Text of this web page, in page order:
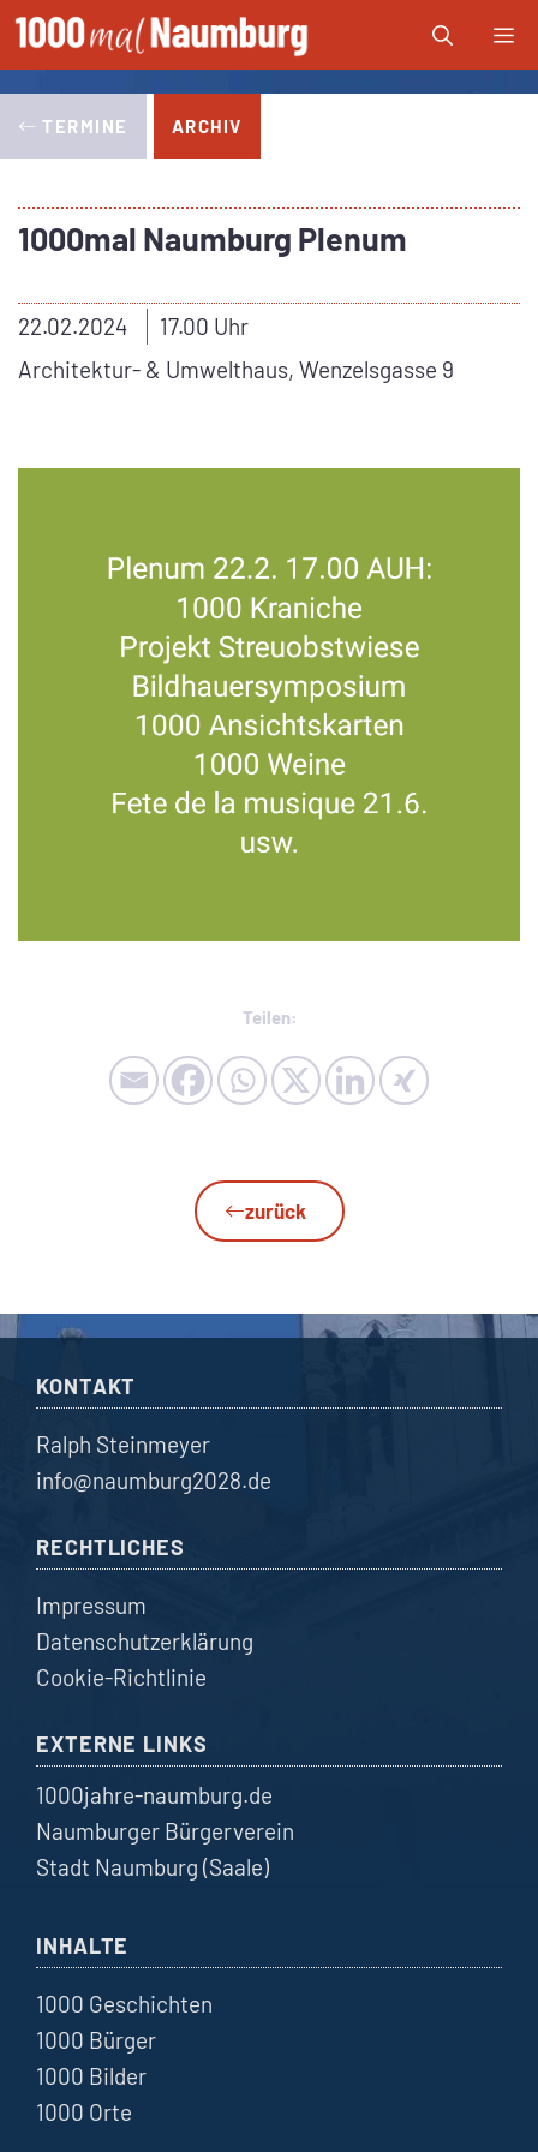
Zum
Inhalt
springen
TERMINE ARCHIV
1000mal Naumburg Plenum
22.02.2024
17.00 Uhr
Architektur- & Umwelthaus, Wenzelsgasse 9
Teilen:
zurück
KONTAKT
Ralph Steinmeyer
info@naumburg2028.de
RECHTLICHES
Impressum
Datenschutzerklärung
Cookie-Richtlinie
EXTERNE LINKS
1000jahre-naumburg.de
Naumburger Bürgerverein
Stadt Naumburg (Saale)
INHALTE
1000 Geschichten
1000 Bürger
1000 Bilder
1000 Orte